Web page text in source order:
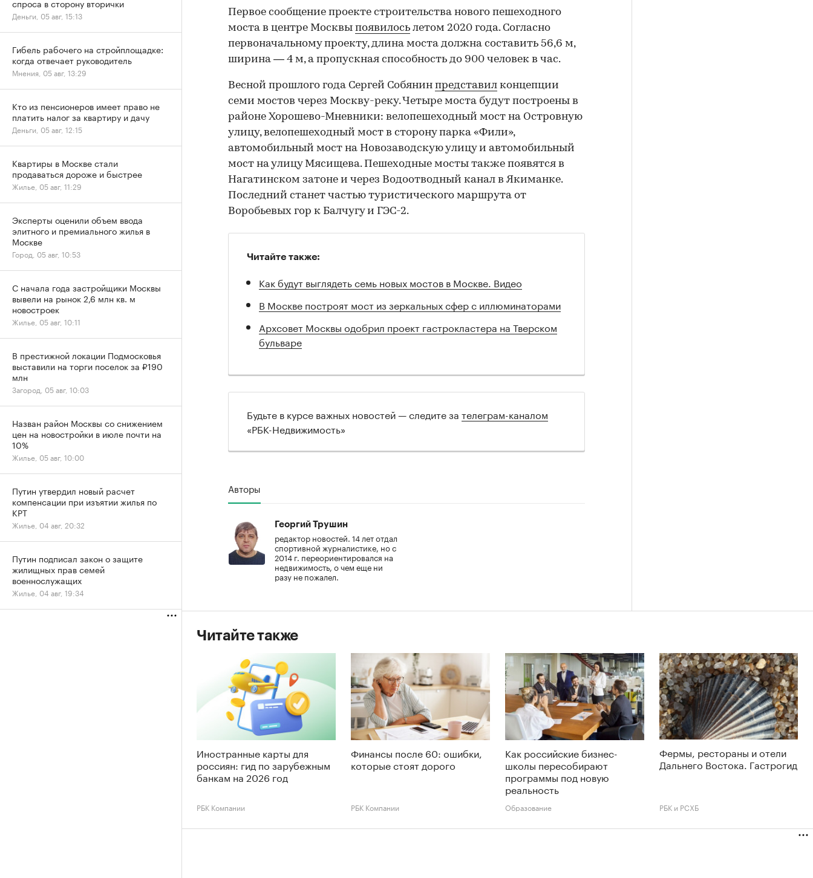
00:00 / 00:00
Первое сообщение проекте строительства нового пешеходного
моста в центре Москвы появилось летом 2020 года. Согласно
первоначальному проекту, длина моста должна составить 56,6 м,
ширина — 4 м, а пропускная способность до 900 человек в час.
Весной прошлого года Сергей Собянин представил концепции
семи мостов через Москву-реку. Четыре моста будут построены в
районе Хорошево-Мневники: велопешеходный мост на Островную
улицу, велопешеходный мост в сторону парка «Фили»,
автомобильный мост на Новозаводскую улицу и автомобильный
мост на улицу Мясищева. Пешеходные мосты также появятся в
Нагатинском затоне и через Водоотводный канал в Якиманке.
Последний станет частью туристического маршрута от
Воробьевых гор к Балчугу и ГЭС-2.
Читайте также:
Как будут выглядеть семь новых мостов в Москве. Видео
В Москве построят мост из зеркальных сфер с иллюминаторами
Архсовет Москвы одобрил проект гастрокластера на Тверском
бульваре
Будьте в курсе важных новостей — следите за телеграм-каналом
«РБК-Недвижимость»
Авторы
Георгий Трушин
редактор новостей. 14 лет отдал
спортивной журналистике, но с
2014 г. переориентировался на
недвижимость, о чем еще ни
разу не пожалел.
Читайте также
Иностранные карты для
россиян: гид по зарубежным
банкам на 2026 год
РБК Компании
Финансы после 60: ошибки,
которые стоят дорого
РБК Компании
Как российские бизнес-
школы пересобирают
программы под новую
реальность
Образование
Фермы, рестораны и отели
Дальнего Востока. Гастрогид
РБК и РСХБ
спроса в сторону вторички
Деньги, 05 авг, 15:13
Гибель рабочего на стройплощадке:
когда отвечает руководитель
Мнения, 05 авг, 13:29
Кто из пенсионеров имеет право не
платить налог за квартиру и дачу
Деньги, 05 авг, 12:15
Квартиры в Москве стали
продаваться дороже и быстрее
Жилье, 05 авг, 11:29
Эксперты оценили объем ввода
элитного и премиального жилья в
Москве
Город, 05 авг, 10:53
С начала года застройщики Москвы
вывели на рынок 2,6 млн кв. м
новостроек
Жилье, 05 авг, 10:11
В престижной локации Подмосковья
выставили на торги поселок за ₽190
млн
Загород, 05 авг, 10:03
Назван район Москвы со снижением
цен на новостройки в июле почти на
10%
Жилье, 05 авг, 10:00
Путин утвердил новый расчет
компенсации при изъятии жилья по
КРТ
Жилье, 04 авг, 20:32
Путин подписал закон о защите
жилищных прав семей
военнослужащих
Жилье, 04 авг, 19:34